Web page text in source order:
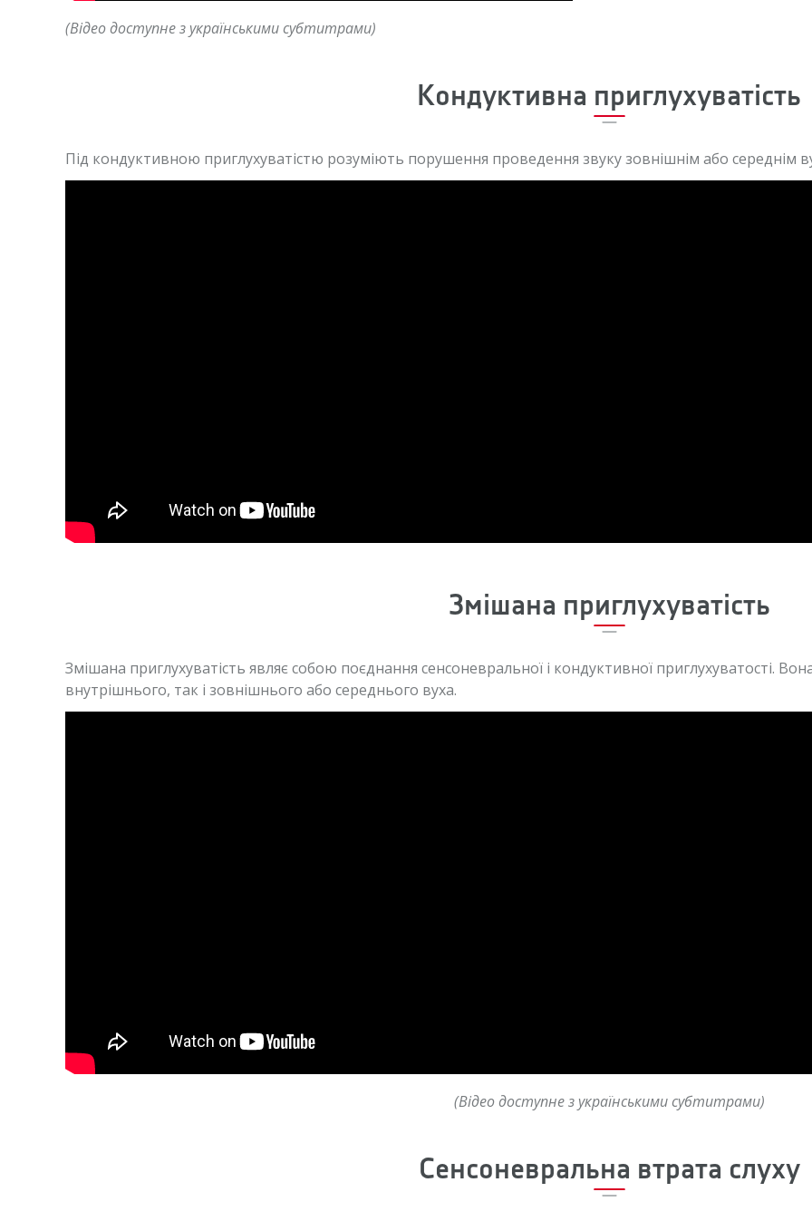
(Відео доступне з українськими субтитрами)
Кондуктивна приглухуватість
Під кондуктивною приглухуватістю розуміють порушення проведення звуку зовнішнім або середнім
Змішана приглухуватість
Змішана приглухуватість являє собою поєднання сенсоневральної і кондуктивної приглухуватості.
внутрішнього, так і зовнішнього або середнього вуха.
(Відео доступне з українськими субтитрами)
Сенсоневральна втрата слуху